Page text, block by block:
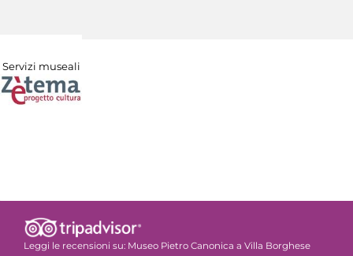
Servizi museali
Leggi le recensioni su: Museo Pietro Canonica a Villa Borghese